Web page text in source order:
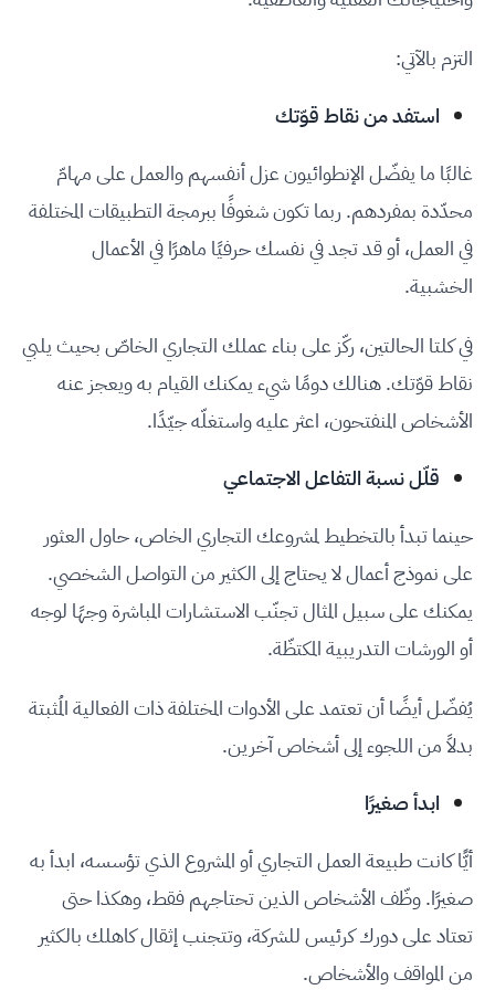
التزم بالآتي:
استفد من نقاط قوّتك
غالبًا ما يفضّل الإنطوائيون عزل أنفسهم والعمل على مهامّ
محدّدة بمفردهم. ربما تكون شغوفًا ببرمجة التطبيقات المختلفة
في العمل، أو قد تجد في نفسك حرفيًا ماهرًا في الأعمال
الخشبية.
في كلتا الحالتين، ركّز على بناء عملك التجاري الخاصّ بحيث يلبي
نقاط قوّتك. هنالك دومًا شيء يمكنك القيام به ويعجز عنه
الأشخاص المنفتحون، اعثر عليه واستغلّه جيّدًا.
قلّل نسبة التفاعل الاجتماعي
حينما تبدأ بالتخطيط لمشروعك التجاري الخاص، حاول العثور
على نموذج أعمال لا يحتاج إلى الكثير من التواصل الشخصي.
يمكنك على سبيل المثال تجنّب الاستشارات المباشرة وجهًا لوجه
أو الورشات التدريبية المكتظّة.
يُفضّل أيضًا أن تعتمد على الأدوات المختلفة ذات الفعالية المُثبتة
بدلاً من اللجوء إلى أشخاص آخرين.
ابدأ صغيرًا
أيًّا كانت طبيعة العمل التجاري أو المشروع الذي تؤسسه، ابدأ به
صغيرًا. وظّف الأشخاص الذين تحتاجهم فقط، وهكذا حتى
تعتاد على دورك كرئيس للشركة، وتتجنب إثقال كاهلك بالكثير
من المواقف والأشخاص.